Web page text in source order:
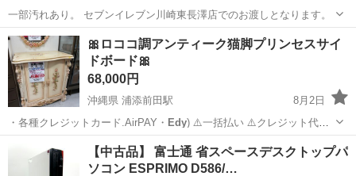
一部汚れあり。 セブンイレブン川崎東長澤店でのお渡しとなります。
神奈川 川崎市 生田駅 ピンク
🎀ロココ調アンティーク猫脚プリンセスサイ
ドボード🎀
68,000円
沖縄県 浦添前田駅
8月2日
・各種クレジットカード.AirPAY・ Edy) ⚠️一括払い ⚠️クレジット代
引…
宜野湾市 浦添前田駅 収納家具
【中古品】 富士通 省スペースデスクトップパ
ソコン ESPRIMO D586/…